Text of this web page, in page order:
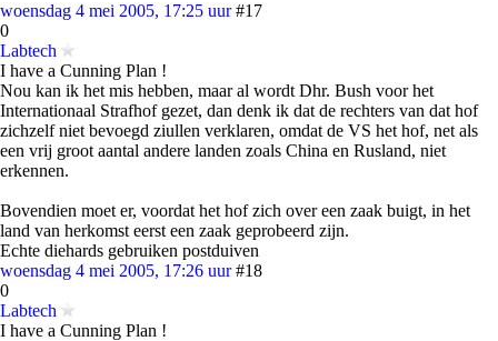
woensdag 4 mei 2005, 17:25 uur #17
0
Labtech
I have a Cunning Plan !
Nou kan ik het mis hebben, maar al wordt Dhr. Bush voor het
Internationaal Strafhof gezet, dan denk ik dat de rechters van dat hof
zichzelf niet bevoegd ziullen verklaren, omdat de VS het hof, net als
een vrij groot aantal andere landen zoals China en Rusland, niet
erkennen.
Bovendien moet er, voordat het hof zich over een zaak buigt, in het
land van herkomst eerst een zaak geprobeerd zijn.
Echte diehards gebruiken postduiven
woensdag 4 mei 2005, 17:26 uur #18
0
Labtech
I have a Cunning Plan !